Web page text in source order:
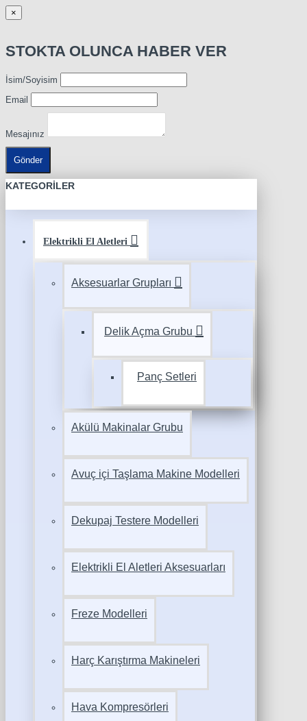
×
STOKTA OLUNCA HABER VER
İsim/Soyisim
Email
Mesajınız
Gönder
KATEGORILER
Elektrikli El Aletleri
Aksesuarlar Grupları
Delik Açma Grubu
Panç Setleri
Akülü Makinalar Grubu
Avuç içi Taşlama Makine Modelleri
Dekupaj Testere Modelleri
Elektrikli El Aletleri Aksesuarları
Freze Modelleri
Harç Karıştırma Makineleri
Hava Kompresörleri